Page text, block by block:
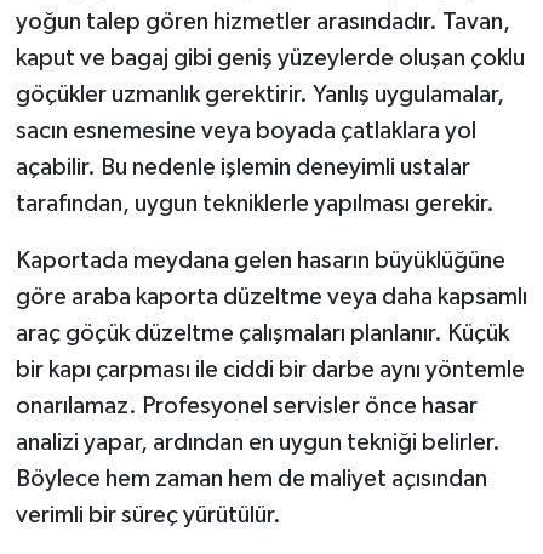
yoğun talep gören hizmetler arasındadır. Tavan,
kaput ve bagaj gibi geniş yüzeylerde oluşan çoklu
göçükler uzmanlık gerektirir. Yanlış uygulamalar,
sacın esnemesine veya boyada çatlaklara yol
açabilir. Bu nedenle işlemin deneyimli ustalar
tarafından, uygun tekniklerle yapılması gerekir.
Kaportada meydana gelen hasarın büyüklüğüne
göre araba kaporta düzeltme veya daha kapsamlı
araç göçük düzeltme çalışmaları planlanır. Küçük
bir kapı çarpması ile ciddi bir darbe aynı yöntemle
onarılamaz. Profesyonel servisler önce hasar
analizi yapar, ardından en uygun tekniği belirler.
Böylece hem zaman hem de maliyet açısından
verimli bir süreç yürütülür.